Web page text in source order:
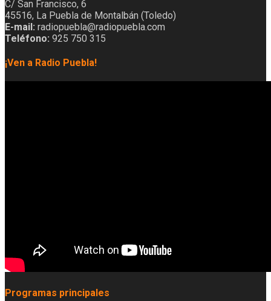
C/ San Francisco, 6
45516, La Puebla de Montalbán (Toledo)
E-mail: radiopuebla@radiopuebla.com
Teléfono: 925 750 315
¡Ven a Radio Puebla!
Programas principales